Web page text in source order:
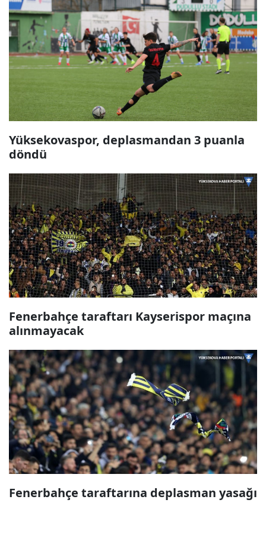
Yüksekovaspor, deplasmandan 3 puanla
döndü
Fenerbahçe taraftarı Kayserispor maçına
alınmayacak
Fenerbahçe taraftarına deplasman yasağı